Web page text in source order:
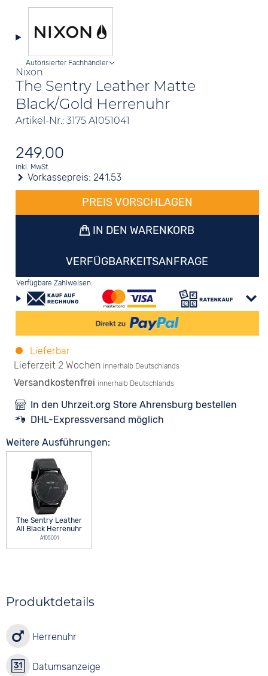
Nixon
The Sentry Leather Matte
Black/Gold Herrenuhr
Artikel-Nr.: 3175 A1051041
Autorisierter Fachhändler
249,00
inkl. MwSt.
Vorkassepreis:241,53
PREIS VORSCHLAGEN
IN DEN WARENKORB
VERFÜGBARKEITSANFRAGE
Verfügbare Zahlweisen:
Lieferbar
Lieferzeit 2 Wochen innerhalb Deutschlands
Versandkostenfrei innerhalb Deutschlands
In den Uhrzeit.org Store Ahrensburg bestellen
DHL-Expressversand möglich
Weitere Ausführungen:
The Sentry Leather
All Black Herrenuhr
A105001
Produktdetails
Herrenuhr
Datumsanzeige